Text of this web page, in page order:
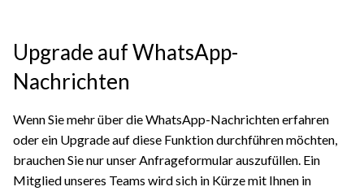
Upgrade auf WhatsApp-
Nachrichten
Wenn Sie mehr über die WhatsApp-Nachrichten erfahren
oder ein Upgrade auf diese Funktion durchführen möchten,
brauchen Sie nur unser Anfrageformular auszufüllen. Ein
Mitglied unseres Teams wird sich in Kürze mit Ihnen in